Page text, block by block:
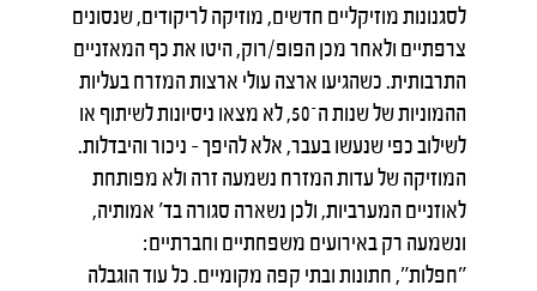
לסגנונות מוזיקליים חדשים, מוזיקה לריקודים, שנסונים
צרפתיים ולאחר מכן הפופ/רוק, היטו את כף המאזניים
התרבותית. כשהגיעו ארצה עולי ארצות המזרח בעליות
ההמוניות של שנות ה־50, לא מצאו ניסיונות לשיתוף או
לשילוב כפי שנעשו בעבר, אלא להיפך – ניכור והיבדלות.
המוזיקה של עדות המזרח נשמעה זרה ולא מפותחת
לאוזניים המערביות, ולכן נשארה סגורה בד' אמותיה,
ונשמעה רק באירועים משפחתיים וחברתיים:
"חפלות", חתונות ובתי קפה מקומיים. כל עוד הוגבלה